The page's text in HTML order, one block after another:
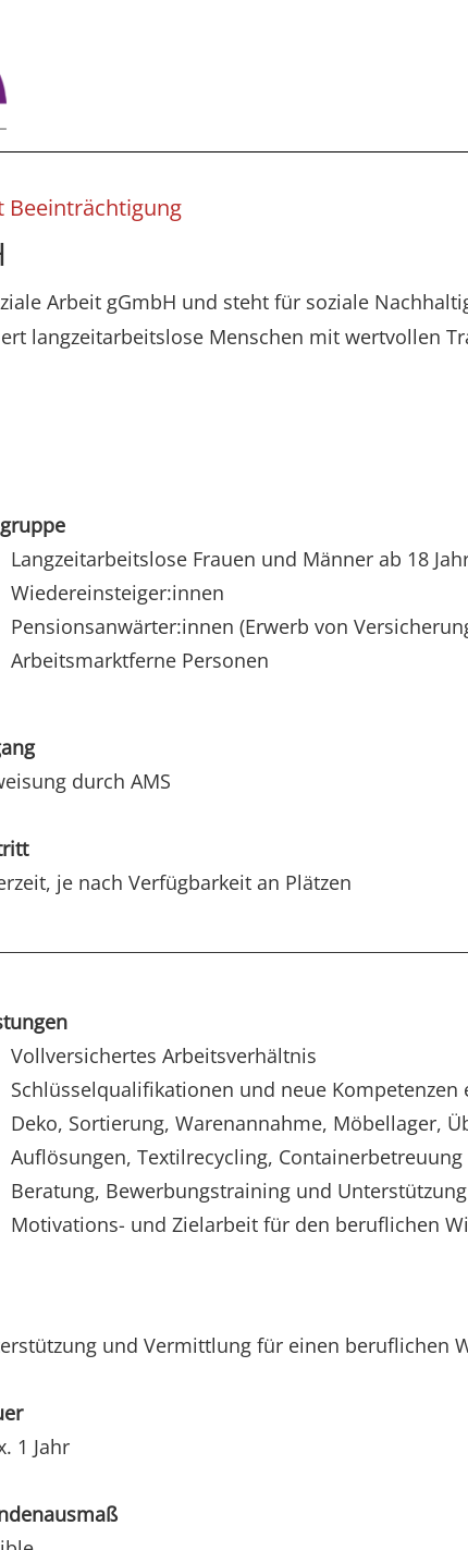
Beeinträchtigung
Arbeit gGmbH und steht für soziale
langzeitarbeitslose Menschen mit wertvollen
Langzeitarbeitslose Frauen und Männer ab 18
Wiedereinsteiger:innen
Pensionsanwärter:innen (Erwerb von
Arbeitsmarktferne Personen
durch AMS
je nach Verfügbarkeit an Plätzen
Vollversichertes Arbeitsverhältnis
Schlüsselqualifikationen und neue
Deko, Sortierung, Warenannahme, Möbellager,
Auflösungen, Textilrecycling, Containerbetreuung
Beratung, Bewerbungstraining und
Motivations- und Zielarbeit für den beruflichen
und Vermittlung für einen beruflichen
1 Jahr